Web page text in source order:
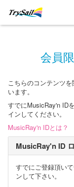
会員
こちらのコンテンツ
います。
すでにMusicRay'n ID
インしてください。
MusicRay'n IDとは？
MusicRay'n ID
すでにご登録頂い
ンして下さい。